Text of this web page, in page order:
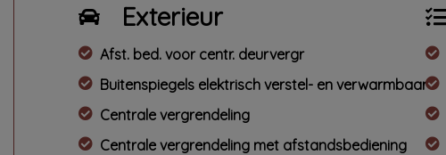
Exterieur
Afst. bed. voor centr. deurvergr
Buitenspiegels elektrisch verstel- en verwarmbaar
Centrale vergrendeling
Centrale vergrendeling met afstandsbediening